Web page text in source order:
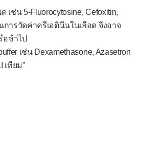
าในวัย 3-5 ขวบ
กเล็ก
ด็กอ่อน
ำกวม
เช่น 5-Fluorocytosine, Cefoxitin,
การวัดค่าครีเอตินีนในเลือด จึงอาจ
อช้าไป
เช่น Dexamethasone, Azasetron
เทียม”